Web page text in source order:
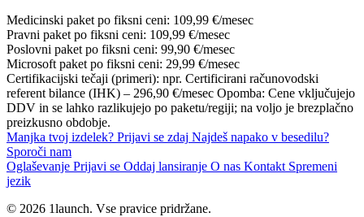
Medicinski paket po fiksni ceni: 109,99 €/mesec
Pravni paket po fiksni ceni: 109,99 €/mesec
Poslovni paket po fiksni ceni: 99,90 €/mesec
Microsoft paket po fiksni ceni: 29,99 €/mesec
Certifikacijski tečaji (primeri): npr. Certificirani računovodski
referent bilance (IHK) – 296,90 €/mesec Opomba: Cene vključujejo
DDV in se lahko razlikujejo po paketu/regiji; na voljo je brezplačno
preizkusno obdobje.
Manjka tvoj izdelek? Prijavi se zdaj Najdeš napako v besedilu?
Sporoči nam
Oglaševanje Prijavi se Oddaj lansiranje O nas Kontakt Spremeni
jezik
© 2026 1launch. Vse pravice pridržane.